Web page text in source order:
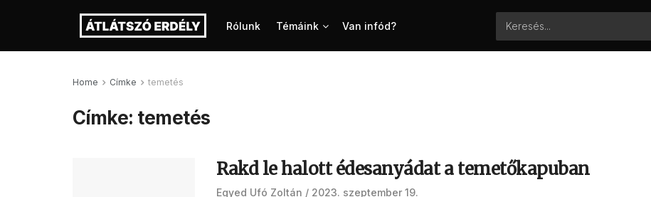
Rólunk Témáink Van infód?
Home Címke temetés
Címke: temetés
Rakd le halott édesanyádat a temetőkapuban
Egyed Ufó Zoltán 2023. szeptember 19.